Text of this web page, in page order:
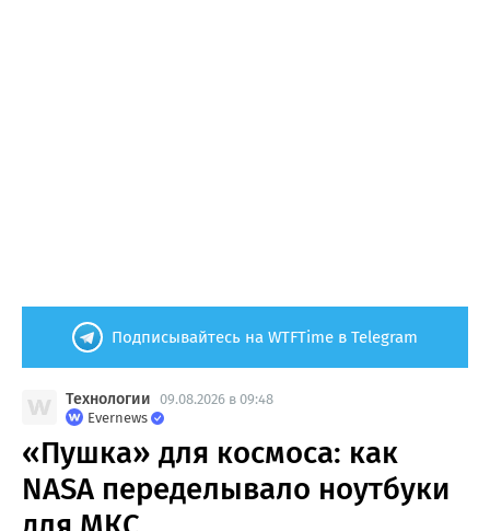
Подписывайтесь на WTFTime в Telegram
Технологии 09.08.2026 в 09:48
Evernews
«Пушка» для космоса: как
NASA переделывало ноутбуки